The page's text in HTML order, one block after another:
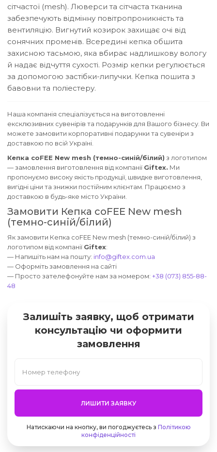
сітчастої (mesh). Люверси та сітчаста тканина
забезпечують відмінну повітропроникність та
вентиляцію. Вигнутий козирок захищає очі від
сонячних променів. Всередині кепка обшита
захисною тасьмою, яка вбирає надлишкову вологу
й надає відчуття сухості. Розмір кепки регулюється
за допомогою застібки-липучки. Кепка пошита з
бавовни та поліестеру.
Наша компанія спеціалізується на виготовленні
ексклюзивних сувенірів та подарунків для Вашого бізнесу. Ви
можете замовити корпоративні подарунки та сувеніри з
доставкою по всій Україні.
Кепка coFEE New mesh (темно-синій/білий) з логотипом
— замовлення виготовлення від компанії Giftex. Ми
пропонуємо високу якість продукції, швидке виготовлення,
вигідні ціни та знижки постійним клієнтам. Працюємо з
доставкою в будь-яке місто України.
Замовити Кепка coFEE New mesh
(темно-синій/білий)
Як замовити Кепка coFEE New mesh (темно-синій/білий) з
логотипом від компанії Giftex:
— Напишіть нам на пошту: info@giftex.com.ua
— Оформіть замовлення на сайті
— Просто зателефонуйте нам за номером: +38 (073) 855-88-
48
Залишіть заявку, щоб отримати
консультацію чи оформити
замовлення
ЛИШИТИ ЗАЯВКУ
Натискаючи на кнопку, ви погоджуєтесь з Політикою
конфіденційності